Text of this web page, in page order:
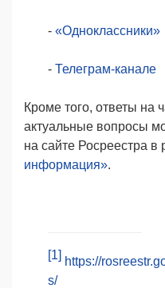
- «Одноклассники»
- Телеграм-канале
Кроме того, ответы на
актуальные вопросы
на сайте Росреестра в
информация».
[1] https://
s/